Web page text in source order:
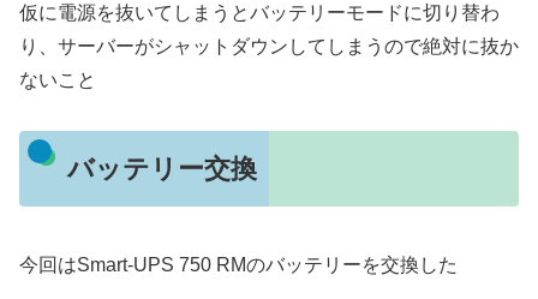
仮に電源を抜いてしまうとバッテリーモードに切り替わ
り、サーバーがシャットダウンしてしまうので絶対に抜か
ないこと
バッテリー交換
今回はSmart-UPS 750 RMのバッテリーを交換した